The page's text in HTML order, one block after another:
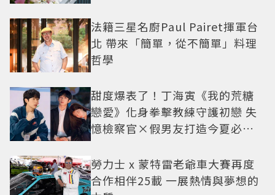
法籍三星名廚Paul Pairet揮軍台
北 帶來「簡單，從不簡單」料理
哲學
甜度爆表了！丁海寅《我的荒糖
戀愛》化身拳擊教練守護初戀 失
憶檢察官×假男友打造今夏必看
勞力士 x 蒙特雷老爺車大賽再度
合作相伴25載 一展熱情與夢想的